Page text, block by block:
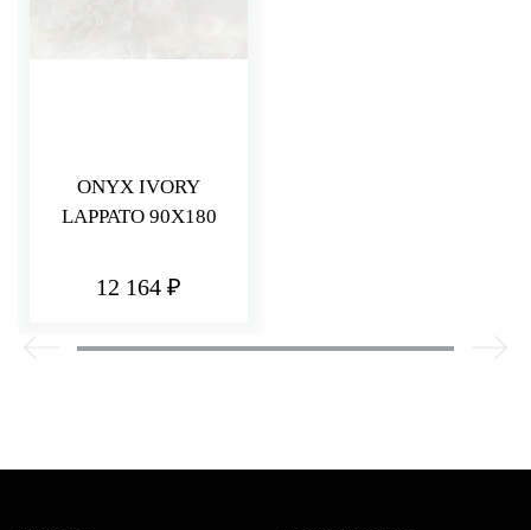
ONYX IVORY
LAPPATO 90X180
12 164 ₽